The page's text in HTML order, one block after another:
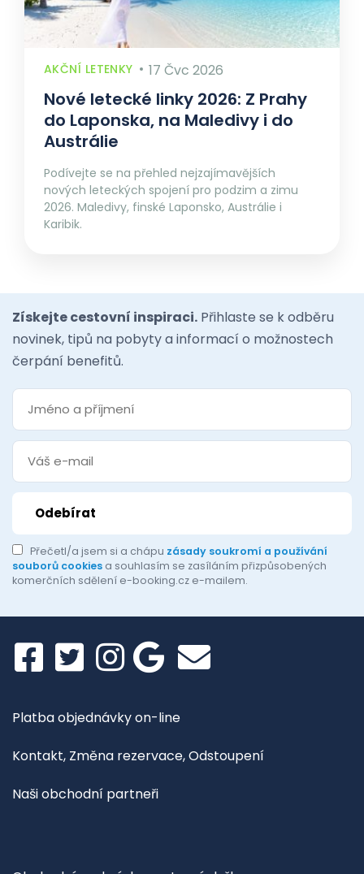
AKČNÍ LETENKY 17 Čvc 2026
Nové letecké linky 2026: Z Prahy
do Laponska, na Maledivy i do
Austrálie
Podívejte se na přehled nejzajímavějších
nových leteckých spojení pro podzim a zimu
2026. Maledivy, finské Laponsko, Austrálie i
Karibik.
Získejte cestovní inspiraci. Přihlaste se k odběru
novinek, tipů na pobyty a informací o možnostech
čerpání benefitů.
Přečetl/a jsem si a chápu zásady soukromí a používání
souborů cookies a souhlasím se zasíláním přizpůsobených
komerčních sdělení e-booking.cz e-mailem.
Platba objednávky on-line
Kontakt, Změna rezervace, Odstoupení
Naši obchodní partneři